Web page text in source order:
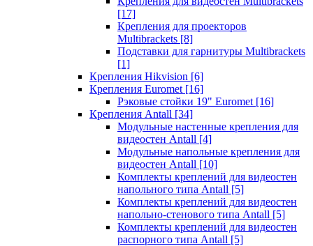
[17]
Крепления для проекторов
Multibrackets [8]
Подставки для гарнитуры Multibrackets
[1]
Крепления Hikvision [6]
Крепления Euromet [16]
Рэковые стойки 19" Euromet [16]
Крепления Antall [34]
Модульные настенные крепления для
видеостен Antall [4]
Модульные напольные крепления для
видеостен Antall [10]
Комплекты креплений для видеостен
напольного типа Antall [5]
Комплекты креплений для видеостен
напольно-стенового типа Antall [5]
Комплекты креплений для видеостен
распорного типа Antall [5]